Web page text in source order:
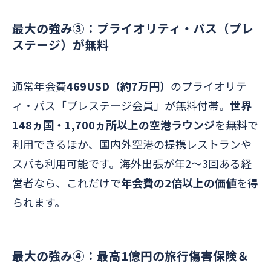
最大の強み③：プライオリティ・パス（プレ
ステージ）が無料
通常年会費469USD（約7万円） のプライオリテ
ィ・パス「プレステージ会員」が無料付帯。 世界
148ヵ国・1,700ヵ所以上の空港ラウンジを無料で
利用できるほか、国内外空港の提携レストランや
スパも利用可能です。海外出張が年2〜3回ある経
営者なら、これだけで年会費の2倍以上の価値を得
られます。
最大の強み④：最高1億円の旅行傷害保険＆